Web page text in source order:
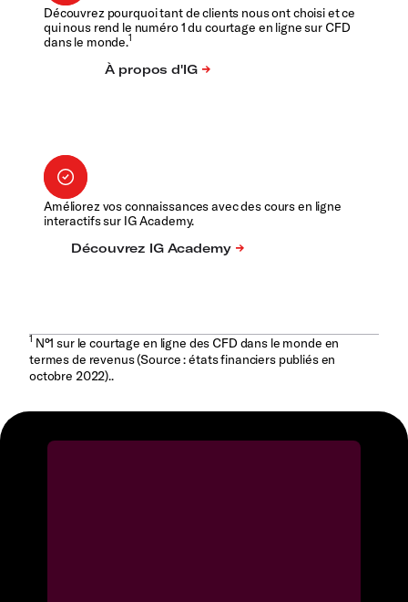
Découvrez pourquoi tant de clients nous ont choisi et ce
qui nous rend le numéro 1 du courtage en ligne sur CFD
dans le monde.1
Améliorez vos connaissances avec des cours en ligne
interactifs sur IG Academy.
1N°1 sur le courtage en ligne des CFD dans le monde en
termes de revenus (Source : états financiers publiés en
octobre 2022)..